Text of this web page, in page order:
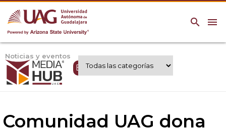
menu
search
Noticias y eventos
Expertos UAG
Comunidad UAG dona